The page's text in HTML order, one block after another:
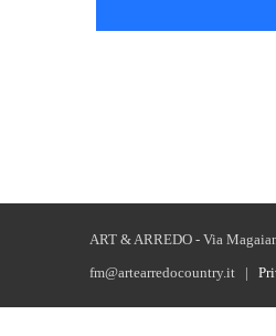
ART & ARREDO - Via
fm@artearredocountry.it |